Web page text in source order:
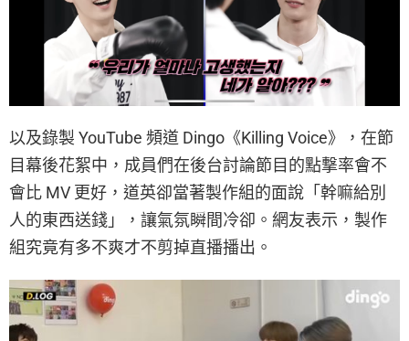
以及錄製 YouTube 頻道 Dingo《Killing Voice》，在節
目幕後花絮中，成員們在後台討論節目的點撃率會不
會比 MV 更好，道英卻當著製作組的面說「幹嘛給別
人的東西送錢」，讓氣氛瞬間冷卻。網友表示，製作
組究竟有多不爽才不剪掉直播播出。